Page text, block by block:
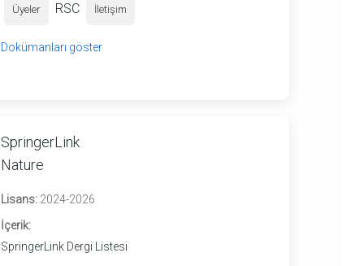
Üyeler RSC İletişim
Dokümanları göster
SpringerLink
Nature
Lisans:2024-2026
İçerik:
SpringerLink Dergi Listesi